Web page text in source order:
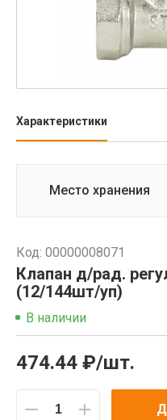
Характеристики
Место хранения
Код: 00000008071
Клапан д/рад.
(12/144шт/уп)
В наличии
474.44 ₽/шт.